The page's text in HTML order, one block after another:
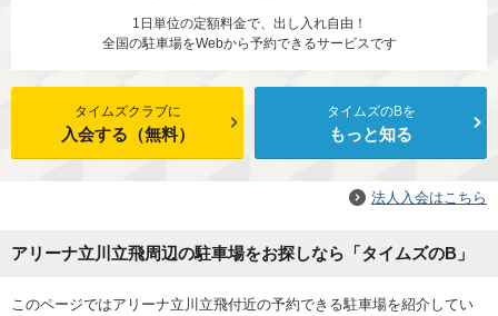
1日単位の定額料金で、出し入れ自由！
全国の駐車場をWebから予約できるサービスです
タイムズクラブに
入会する（無料）
タイムズのBを
もっと知る
法人入会はこちら
アリーナ立川立飛周辺の駐車場をお探しなら「タイムズのB」
このページではアリーナ立川立飛付近の予約できる駐車場を紹介してい